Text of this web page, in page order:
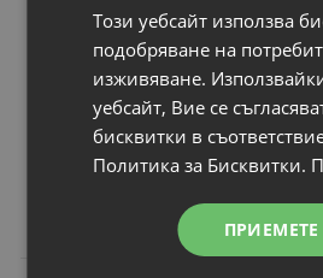
Цена:
21.00
41.07
Този уебсайт използва
подобряване на
изживяване.
уебсайт, Вие се
бисквитки в
Политика за Бисквитки.